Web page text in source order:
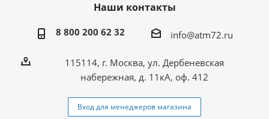
Наши контакты
8 800 200 62 32 info@atm72.ru
115114, г. Москва, ул. Дербеневская
набережная, д. 11кА, оф. 412
Вход для менеджеров магазина